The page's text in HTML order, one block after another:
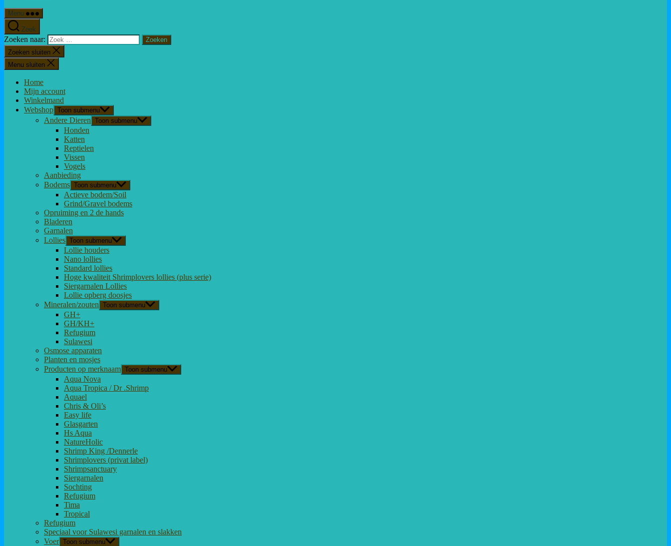
Menu
Zoek
Zoeken naar:
Zoeken sluiten
Menu sluiten
Home
Mijn account
Winkelmand
Webshop Toon submenu
Andere Dieren Toon submenu
Honden
Katten
Reptielen
Vissen
Vogels
Aanbieding
Bodems Toon submenu
Actieve bodem/Soil
Grind/Gravel bodems
Opruiming en 2 de hands
Bladeren
Garnalen
Lollies Toon submenu
Lollie houders
Nano lollies
Standard lollies
Hoge kwaliteit Shrimplovers lollies (plus serie)
Siergarnalen Lollies
Lollie opberg doosjes
Mineralen/zouten Toon submenu
GH+
GH/KH+
Refugium
Sulawesi
Osmose apparaten
Planten en mosjes
Producten op merknaam Toon submenu
Aqua Nova
Aqua Tropica / Dr .Shrimp
Aquael
Chris & Oli’s
Easy life
Glasgarten
Hs Aqua
NatureHolic
Shrimp King /Dennerle
Shrimplovers (privat label)
Shrimpsanctuary
Siergarnalen
Sochting
Refugium
Tima
Tropical
Refugium
Speciaal voor Sulawesi garnalen en slakken
Voer Toon submenu